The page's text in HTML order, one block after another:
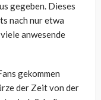
gegeben. Dieses
nach nur etwa
anwesende
gekommen
der Zeit von der